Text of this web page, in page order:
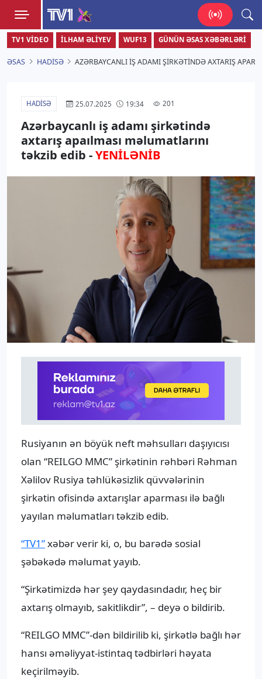
TV1
Zamanı bizimlə yaşa!
TV1 VIDEO İLHAM ƏLIYEV WUF13 GÜNÜN ƏSAS XƏBƏRLƏRI
ƏSAS HADISƏ AZƏRBAYCANLI IŞ ADAMI ŞIRKƏTINDƏ AXTARIŞ
HADISƏ 25.07.2025 19:34 201
Azərbaycanlı iş adamı şirkətində
axtarış apaılması məlumatlarını
təkzib edib -YENİLƏNİB
Rusiyanın ən böyük neft məhsulları daşıyıcısı
olan “REILGO MMC” şirkətinin rəhbəri Rəhman
Xəlilov Rusiya təhlükəsizlik qüvvələrinin
şirkətin ofisində axtarışlar aparması ilə bağlı
yayılan məlumatları təkzib edib.
“TV1”xəbər verir ki, o, bu barədə sosial
şəbəkədə məlumat yayıb.
“Şirkətimizdə hər şey qaydasındadır, heç bir
axtarış olmayıb, sakitlikdir”, – deyə o bildirib.
“REILGO MMC”-dən bildirilib ki, şirkətlə bağlı hər
hansı əməliyyat-istintaq tədbirləri həyata
keçirilməyib.